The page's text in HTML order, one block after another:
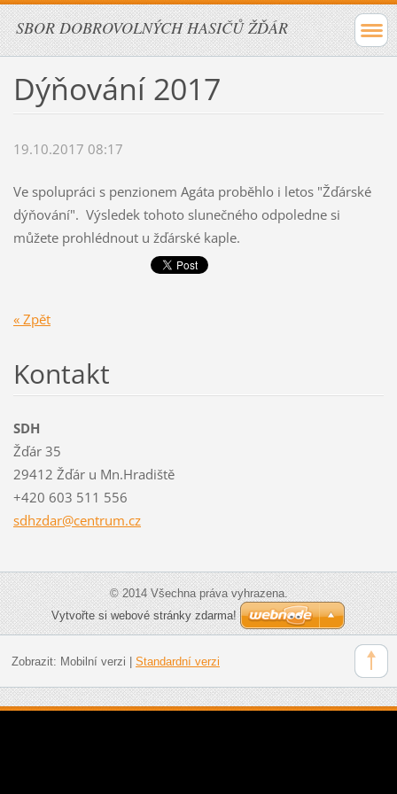
SBOR DOBROVOLNÝCH HASIČŮ ŽĎÁR
Dýňování 2017
19.10.2017 08:17
Ve spolupráci s penzionem Agáta proběhlo i letos "Žďárské
dýňování". Výsledek tohoto slunečného odpoledne si
můžete prohlédnout u žďárské kaple.
« Zpět
Kontakt
SDH
Žďár 35
29412 Žďár u Mn.Hradiště
+420 603 511 556
sdhzdar@centrum.cz
© 2014 Všechna práva vyhrazena.
Vytvořte si webové stránky zdarma!
Zobrazit: Mobilní verzi Standardní verzi